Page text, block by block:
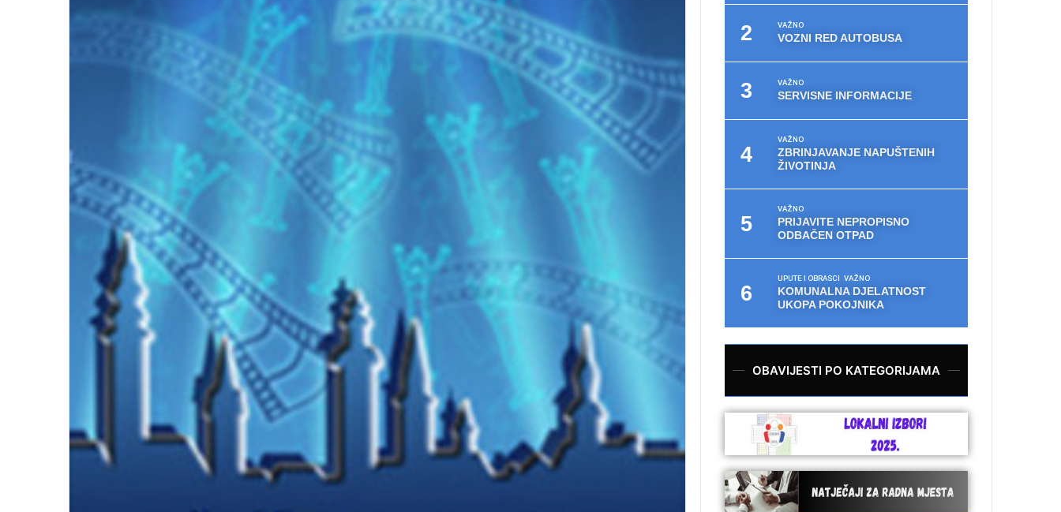
VAŽNO
VOZNI RED AUTOBUSA
VAŽNO
SERVISNE INFORMACIJE
VAŽNO
ZBRINJAVANJE NAPUŠTENIH
ŽIVOTINJA
VAŽNO
PRIJAVITE NEPROPISNO
ODBAČEN OTPAD
UPUTE I OBRASCI VAŽNO
KOMUNALNA DJELATNOST
UKOPA POKOJNIKA
OBAVIJESTI PO KATEGORIJAMA